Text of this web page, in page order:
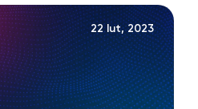
22 lut, 2023